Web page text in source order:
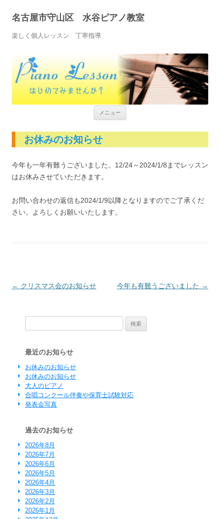
名古屋市守山区 水谷ピアノ教室
楽しく個人レッスン 丁寧指導
メニュー
お休みのお知らせ
今年も一年有難うございました。12/24～2024/1/8までレッスン
はお休みさせていただきます。
お問い合わせの返信も2024/1/9以降となりますのでご了承くだ
さい。よろしくお願いいたします。
投稿ナビゲーション
← クリスマス会のお知らせ 今年も有難うございました →
最近のお知らせ
お休みのお知らせ
お休みのお知らせ
大人のピアノ
合唱コンクール伴奏や保育士試験対応
発表会写真
過去のお知らせ
2026年8月
2026年7月
2026年6月
2026年5月
2026年4月
2026年3月
2026年2月
2026年1月